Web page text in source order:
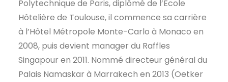
Polytechnique de Paris, diplômé de l’École
Hôtelière de Toulouse, il commence sa carrière
à l’Hôtel Métropole Monte-Carlo à Monaco en
2008, puis devient manager du Raffles
Singapour en 2011. Nommé directeur général du
Palais Namaskar à Marrakech en 2013 (Oetker